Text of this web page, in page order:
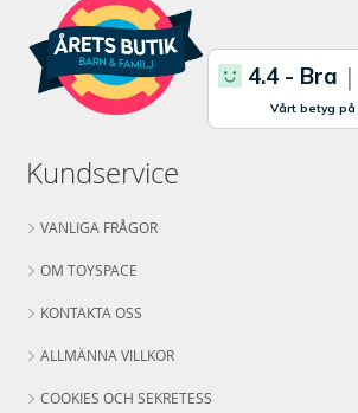
Kundservice
VANLIGA FRÅGOR
OM TOYSPACE
KONTAKTA OSS
ALLMÄNNA VILLKOR
COOKIES OCH SEKRETESS